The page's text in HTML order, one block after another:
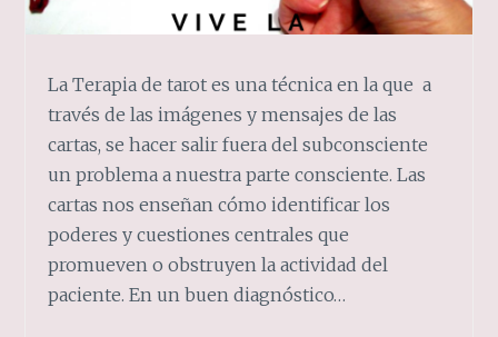
La Terapia de tarot es una técnica en la que a
través de las imágenes y mensajes de las
cartas, se hacer salir fuera del subconsciente
un problema a nuestra parte consciente. Las
cartas nos enseñan cómo identificar los
poderes y cuestiones centrales que
promueven o obstruyen la actividad del
paciente. En un buen diagnóstico…